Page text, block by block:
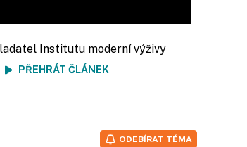
Institutu moderní výživy
PŘEHRÁT ČLÁNEK
ODEBÍRAT TÉMA